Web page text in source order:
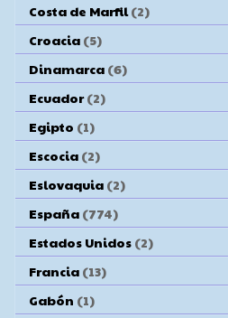
Costa de Marfil (2)
Croacia (5)
Dinamarca (6)
Ecuador (2)
Egipto (1)
Escocia (2)
Eslovaquia (2)
España (774)
Estados Unidos (2)
Francia (13)
Gabón (1)